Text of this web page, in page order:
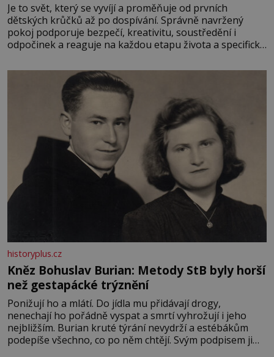
Je to svět, který se vyvíjí a proměňuje od prvních
dětských krůčků až po dospívání. Správně navržený
pokoj podporuje bezpečí, kreativitu, soustředění i
odpočinek a reaguje na každou etapu života a specifické
měkkost a bezpečí, proto by pokoj miminka měl působit
především klidně a útulně. Předškolní věk je
historyplus.cz
Kněz Bohuslav Burian: Metody StB byly horší
než gestapácké trýznění
Ponižují ho a mlátí. Do jídla mu přidávají drogy,
nenechají ho pořádně vyspat a smrtí vyhrožují i jeho
nejbližším. Burian kruté týrání nevydrží a estébákům
podepíše všechno, co po něm chtějí. Svým podpisem jim